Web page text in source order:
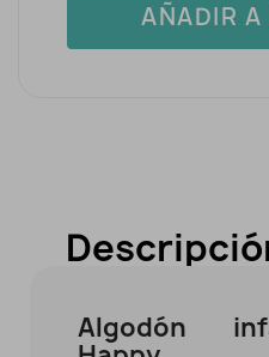
AÑADIR
Algodón